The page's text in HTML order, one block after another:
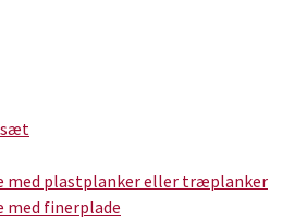
med plastplanker eller træplanker
med finerplade